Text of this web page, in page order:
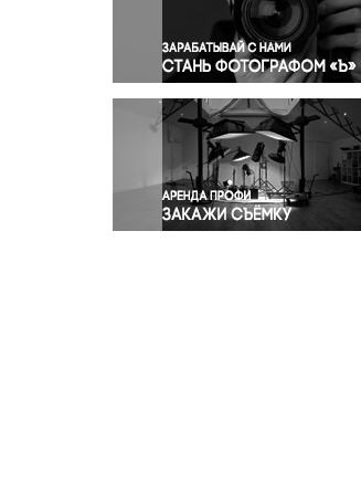
Правосудие
Происшествия и конфликты
Религия
Светская жизнь
Спорт
Экология
Экономика и бизнес